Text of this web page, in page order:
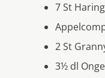
7 St
2 St
3½ dl